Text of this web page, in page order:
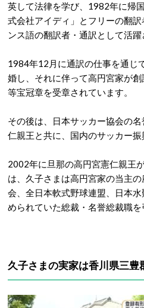
英して法律を学び、1982年に帰
式会社アイディ」とフリーの翻
ンス語の翻訳者・通訳として活躍
1984年12月に通訳の仕事を通じ
婚し、それに伴って高円宮家が
等宝冠章を受章されています。
その後は、日本サッカー協会の
仁親王と共に、国内のサッカー振
2002年に旦那の高円宮憲仁親王
は、久子さまは高円宮家の当主
会、全日本軟式野球連盟、日本
められていた総裁・名誉総裁職を
久子さまの実家は香川県三豊